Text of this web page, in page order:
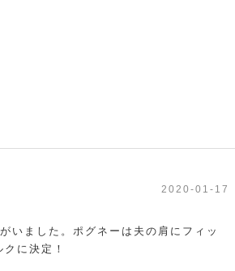
2020-01-17
いました。ポグネーは夫の肩にフィッ
に決定！